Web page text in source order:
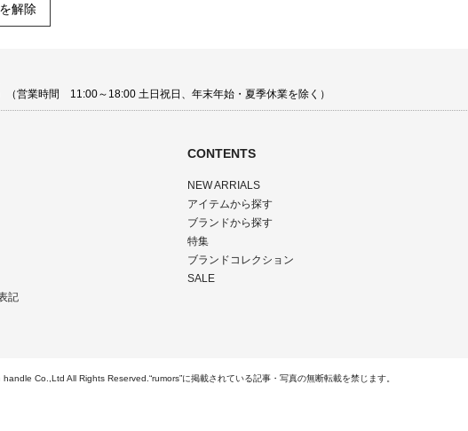
解除
（営業時間 11:00～18:00 土日祝日、年末年始・夏季休業を除く）
記
CONTENTS
NEW ARRIALS
アイテムから探す
ブランドから探す
特集
ブランドコレクション
SALE
Co.,Ltd All Rights Reserved.“rumors”に掲載されている記事・写真の無断転載を禁じます。